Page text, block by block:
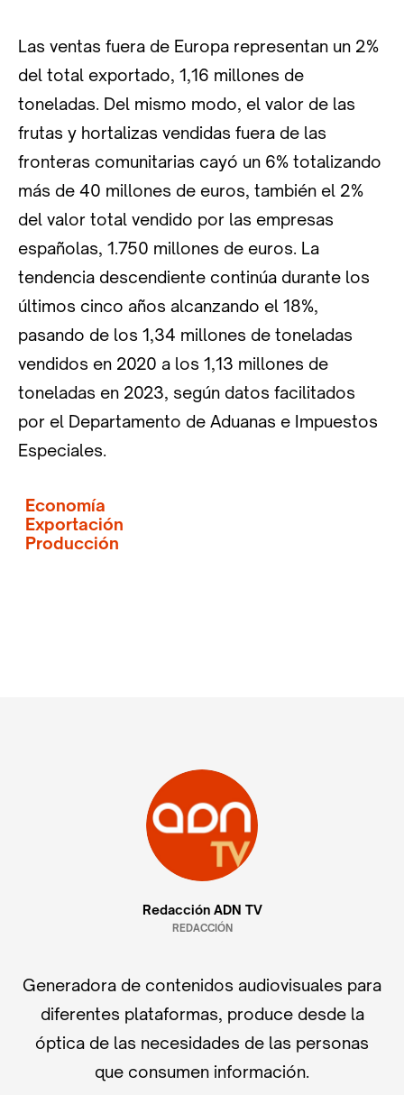
Las ventas fuera de Europa representan un 2%
del total exportado, 1,16 millones de
toneladas. Del mismo modo, el valor de las
frutas y hortalizas vendidas fuera de las
fronteras comunitarias cayó un 6% totalizando
más de 40 millones de euros, también el 2%
del valor total vendido por las empresas
españolas, 1.750 millones de euros. La
tendencia descendiente continúa durante los
últimos cinco años alcanzando el 18%,
pasando de los 1,34 millones de toneladas
vendidos en 2020 a los 1,13 millones de
toneladas en 2023, según datos facilitados
por el Departamento de Aduanas e Impuestos
Especiales.
Economía
Exportación
Producción
Redacción ADN TV
REDACCIÓN
Generadora de contenidos audiovisuales para
diferentes plataformas, produce desde la
óptica de las necesidades de las personas
que consumen información.